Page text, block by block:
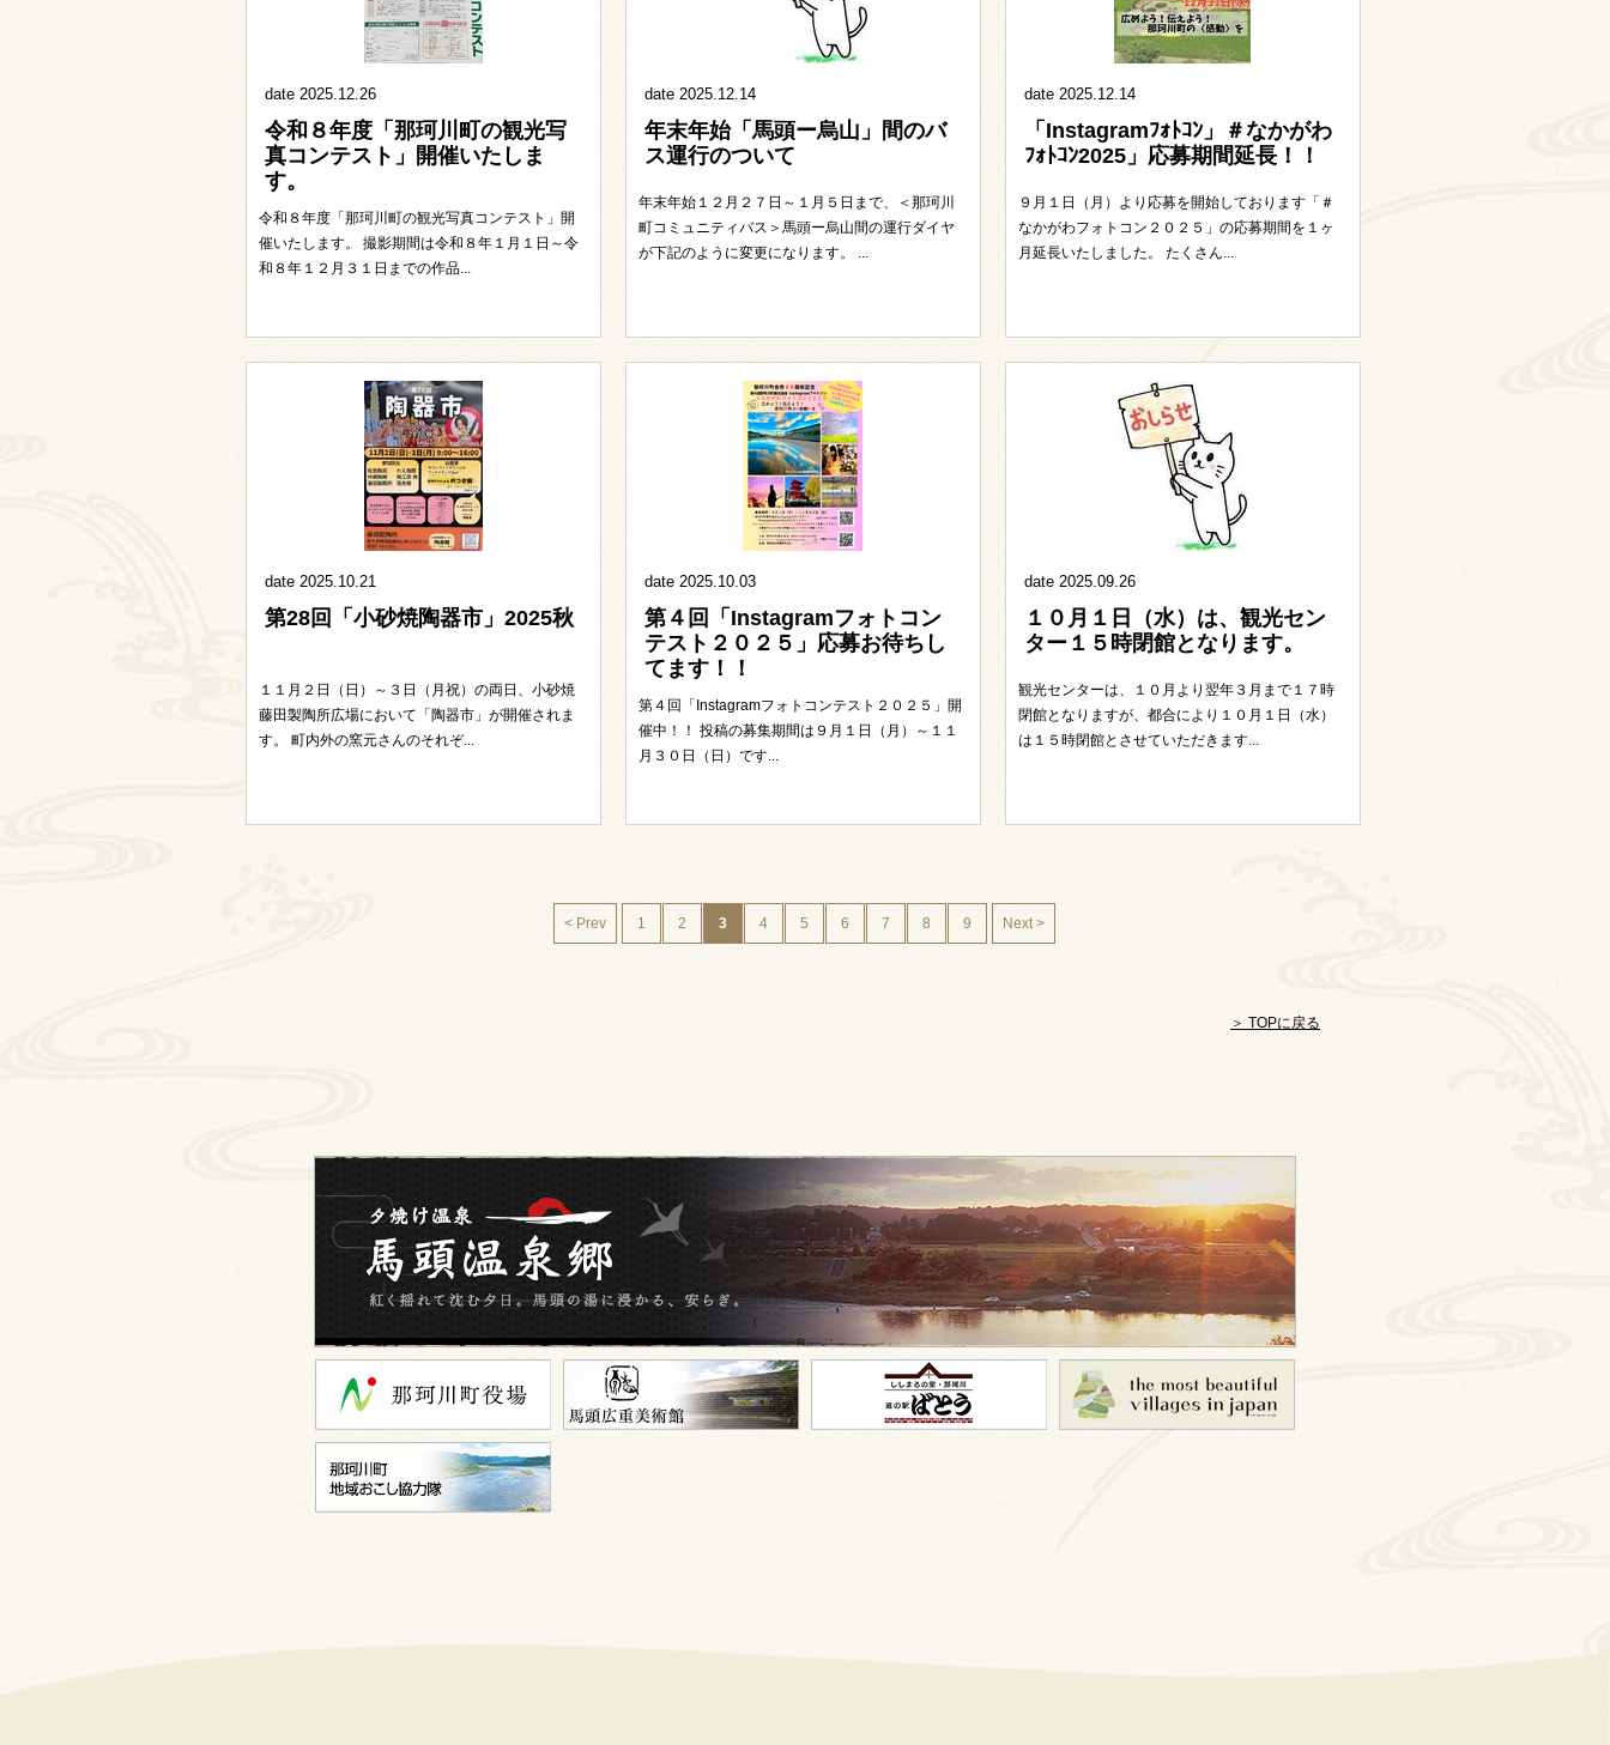
date 2025.12.26
令和８年度「那珂川町の観光写
真コンテスト」開催いたしま
す。
令和８年度「那珂川町の観光写真コンテスト」開
催いたします。 撮影期間は令和８年１月１日～令
和８年１２月３１日までの作品...
date 2025.12.14
年末年始「馬頭ー烏山」間のバ
ス運行のついて
年末年始１２月２７日～１月５日まで、＜那珂川
町コミュニティバス＞馬頭ー烏山間の運行ダイヤ
が下記のように変更になります。 ...
date 2025.12.14
「Instagramﾌｫﾄｺﾝ」＃なかがわ
ﾌｫﾄｺﾝ2025」応募期間延長！！
９月１日（月）より応募を開始しております「＃
なかがわフォトコン２０２５」の応募期間を１ヶ
月延長いたしました。 たくさん...
date 2025.10.21
第28回「小砂焼陶器市」2025秋
１１月２日（日）～３日（月祝）の両日、小砂焼
藤田製陶所広場において「陶器市」が開催されま
す。 町内外の窯元さんのそれぞ...
date 2025.10.03
第４回「Instagramフォトコン
テスト２０２５」応募お待ちし
てます！！
第４回「Instagramフォトコンテスト２０２５」開
催中！！ 投稿の募集期間は９月１日（月）～１１
月３０日（日）です...
date 2025.09.26
１０月１日（水）は、観光セン
ター１５時閉館となります。
観光センターは、１０月より翌年３月まで１７時
閉館となりますが、都合により１０月１日（水）
は１５時閉館とさせていただきます...
< Prev 1 2 3 4 5 6 7 8 9 Next >
＞ TOPに戻る